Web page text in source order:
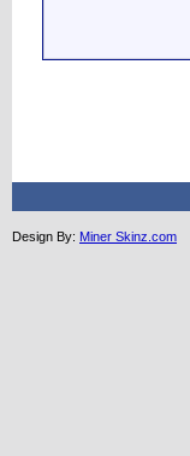
Design By: Miner Skinz.com